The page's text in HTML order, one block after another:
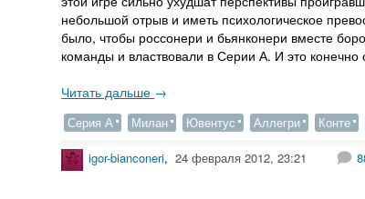
небольшой отрыв и иметь психологическое
было, чтобы россонери и бьянконери вместе
команды и властвовали в Серии А. И это конечно
Читать дальше →
Серия А Милан Ювентус Аллегри Конте
igor-bianconeri, 24 февраля 2012, 23:21